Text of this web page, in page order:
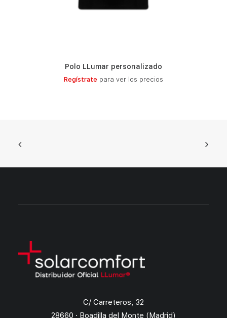
Polo LLumar personalizado
Regístrate para ver los precios
C/ Carreteros, 32
28660 · Boadilla del Monte (Madrid)